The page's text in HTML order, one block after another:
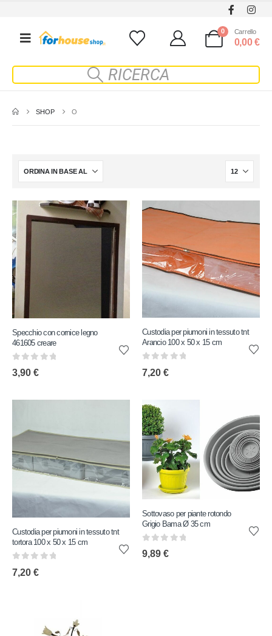
0 Carrello
0,00€
SHOP O
Specchio con cornice legno
461605 creare
0 out of 5
3,90 €
Custodia per piumoni in tessuto tnt
Arancio 100 x 50 x 15 cm
7,20 €
Custodia per piumoni in tessuto tnt
tortora 100 x 50 x 15 cm
7,20 €
Sottovaso per piante rotondo
Grigio Bama Ø 35 cm
0 out of 5
9,89 €